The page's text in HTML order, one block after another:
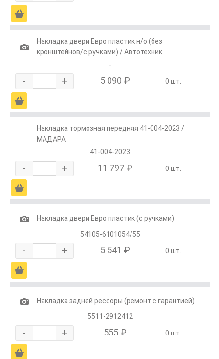
Ä
1
Накладка двери Евро пластик н/о (без
кронштейнов/с ручками) / Автотехник
-
- + 5 090 ₽ 0 шт.
Ä
Накладка тормозная передняя 41-004-2023 /
МАДАРА
41-004-2023
- + 11 797 ₽ 0 шт.
Ä
1
Накладка двери Евро пластик (с ручками)
54105-6101054/55
- + 5 541 ₽ 0 шт.
Ä
1
Накладка задней рессоры (ремонт с гарантией)
5511-2912412
- + 555 ₽ 0 шт.
Ä